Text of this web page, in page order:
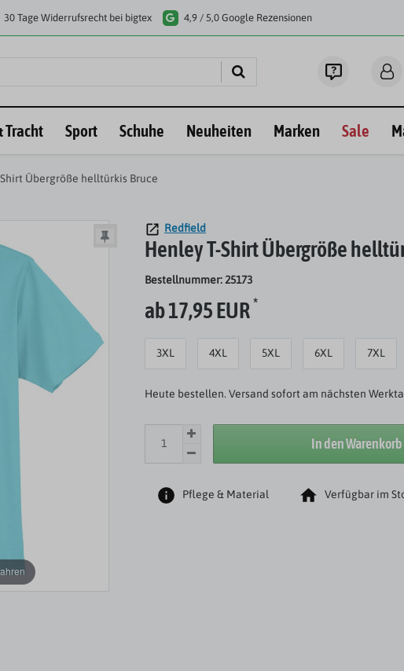
30 Tage Widerrufsrecht bei bigtex 4,9 / 5,0 Google Rezensionen
Tracht Sport Schuhe Neuheiten Marken Sale
Übergröße helltürkis Bruce
Redfield
Henley T-Shirt Übergröße
Bestellnummer: 25173
ab 17,95 EUR*
3XL 4XL 5XL 6XL 7XL
Heute bestellen. Versand sofort am nächsten
In den Warenkorb
Pflege & Material Verfügbar im